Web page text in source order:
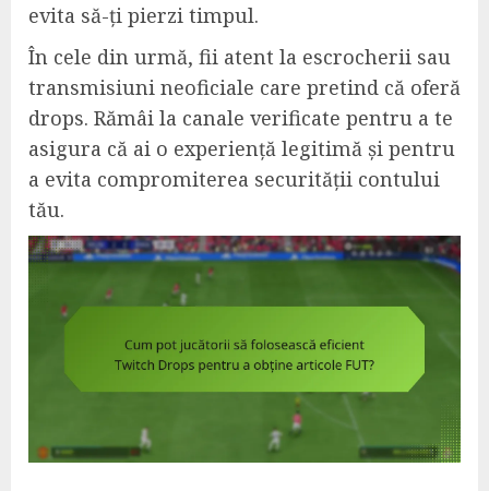
evita să-ți pierzi timpul.
În cele din urmă, fii atent la escrocherii sau
transmisiuni neoficiale care pretind că oferă
drops. Rămâi la canale verificate pentru a te
asigura că ai o experiență legitimă și pentru
a evita compromiterea securității contului
tău.